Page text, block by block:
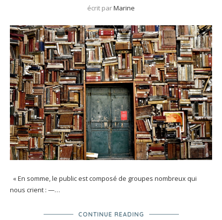
écrit parMarine
« En somme, le public est composé de groupes nombreux qui
nous crient : —…
CONTINUE READING